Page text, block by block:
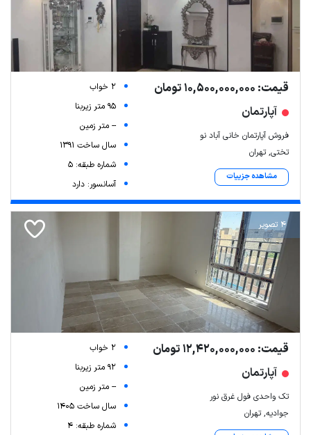
قیمت: 10,500,000,000 تومان
آپارتمان
فروش آپارتمان خانی آباد نو
تختی, تهران
مشاهده جزییات
2 خواب
95 متر زیربنا
-- متر زمین
سال ساخت 1391
شماره طبقه: 5
آسانسور: دارد
4 تصویر
قیمت: 12,420,000,000 تومان
آپارتمان
تک واحدی فول غرق نور
جوادیه, تهران
2 خواب
92 متر زیربنا
-- متر زمین
سال ساخت 1405
شماره طبقه: 4